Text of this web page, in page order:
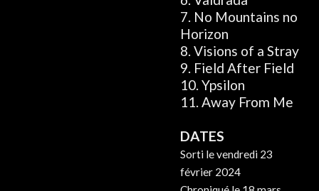
7. No Mountains no
Horizon
8. Visions of a Stray
9. Field After Field
10. Ypsilon
11. Away From Me
DATES
Sorti le vendredi 23
février 2024